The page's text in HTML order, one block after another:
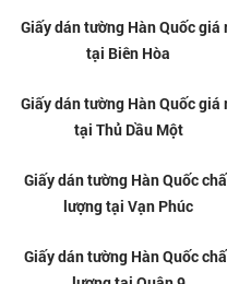
Giấy dán tường Hàn Quốc giá